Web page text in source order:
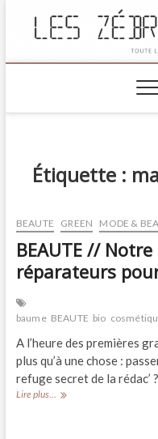
Étiquette :
BEAUTE GREEN MODE &
BEAUTE //
réparateurs
baume BEAUTE bio
A l’heure des premières
plus qu’à une chose :
refuge secret de la rédac’
Lire plus... BEAUTE